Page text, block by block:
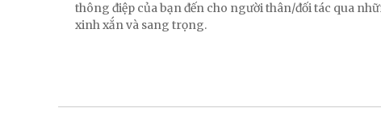
thông điệp của bạn đến cho người thân/đối tác qua
xinh xắn và sang trọng.